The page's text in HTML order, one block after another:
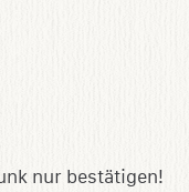
nur bestätigen!